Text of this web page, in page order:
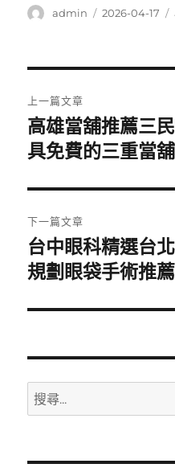
作
admin
發
2026-04-17
章
導
覽
上一篇文章
上
一
文
章:
高雄當舖推薦三
具免費的三重當舖
下一篇文章
下
一
文
台中眼科精選台
規劃眼袋手術推薦
搜
尋
鍵